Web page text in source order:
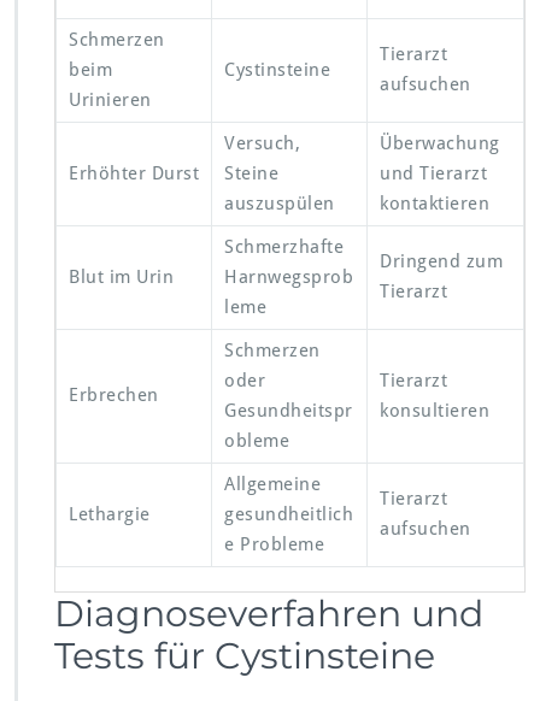
Schmerzen
beim
Urinieren
Cystinsteine
Tierarzt
aufsuchen
Erhöhter Durst
Versuch,
Steine
auszuspülen
Überwachung
und Tierarzt
kontaktieren
Blut im Urin
Schmerzhafte
Harnwegsprob
leme
Dringend zum
Tierarzt
Erbrechen
Schmerzen
oder
Gesundheitspr
obleme
Tierarzt
konsultieren
Lethargie
Allgemeine
gesundheitlich
e Probleme
Tierarzt
aufsuchen
Diagnoseverfahren und
Tests für Cystinsteine